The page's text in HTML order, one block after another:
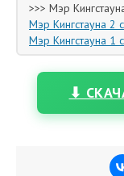
>>> Мэр
Мэр Кингстауна 2
Мэр Кингстауна 1
⬇